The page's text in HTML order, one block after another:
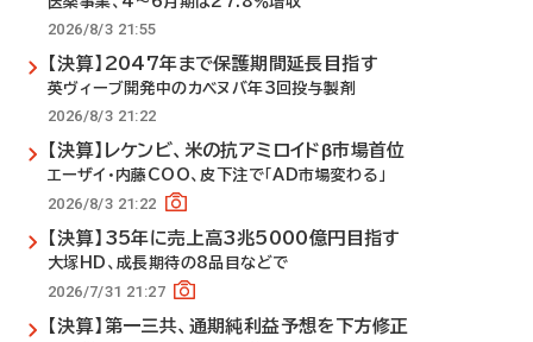
2026/8/3 21:55
【決算】2047年まで保護期間延長目指す
英ヴィーブ開発中のカベヌバ年3回投与製剤
2026/8/3 21:22
【決算】レケンビ、米の抗アミロイドβ市場首位
エーザイ・内藤COO、皮下注で「AD市場変わる」
2026/8/3 21:22
【決算】35年に売上高3兆5000億円目指す
大塚HD、成長期待の8品目などで
2026/7/31 21:27
【決算】第一三共、通期純利益予想を下方修正